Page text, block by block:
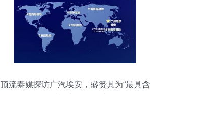
顶流泰媒探访广汽埃安，盛赞其为“最具含